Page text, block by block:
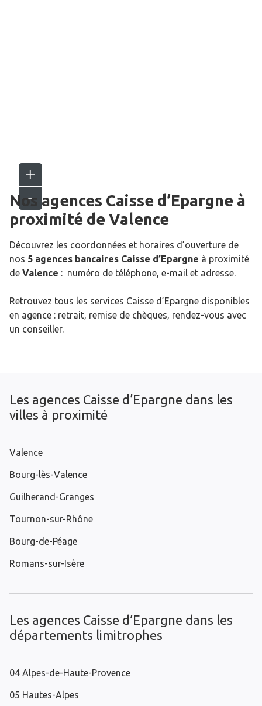
Nos agences Caisse d’Epargne à
proximité de Valence
Découvrez les coordonnées et horaires d’ouverture de
nos 5 agences bancaires Caisse d’Epargne à proximité
de Valence : numéro de téléphone, e-mail et adresse.
Retrouvez tous les services Caisse d’Epargne disponibles
en agence : retrait, remise de chèques, rendez-vous avec
un conseiller.
Les agences Caisse d’Epargne dans les
villes à proximité
Valence
Bourg-lès-Valence
Guilherand-Granges
Tournon-sur-Rhône
Bourg-de-Péage
Romans-sur-Isère
Les agences Caisse d’Epargne dans les
départements limitrophes
04 Alpes-de-Haute-Provence
05 Hautes-Alpes